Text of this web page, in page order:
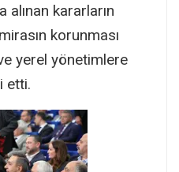
alınan kararların
korunması
yerel yönetimlere
etti.